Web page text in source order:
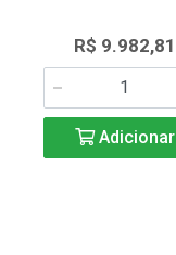
R$ 9.982,81
Adicionar